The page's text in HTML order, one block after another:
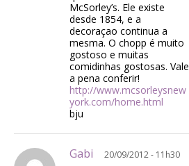
McSorley’s. Ele existe
desde 1854, e a
decoraçao continua a
mesma. O chopp é muito
gostoso e muitas
comidinhas gostosas. Vale
a pena conferir!
http://www.mcsorleysnew
york.com/home.html
bju
Gabi 20/09/2012 - 11h30